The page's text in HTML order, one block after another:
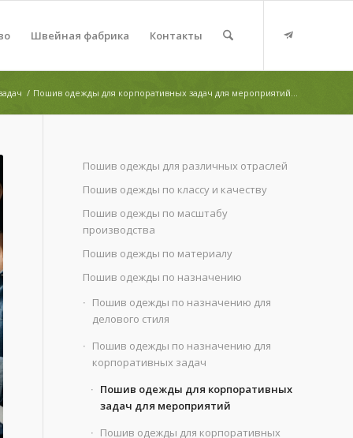
Швейная фабрика Контакты
/ Пошив одежды для корпоративных задач для мероприятий...
Пошив одежды для различных отраслей
Пошив одежды по классу и качеству
Пошив одежды по масштабу
производства
Пошив одежды по материалу
Пошив одежды по назначению
Пошив одежды по назначению для
делового стиля
Пошив одежды по назначению для
корпоративных задач
Пошив одежды для корпоративных
задач для мероприятий
Пошив одежды для корпоративных